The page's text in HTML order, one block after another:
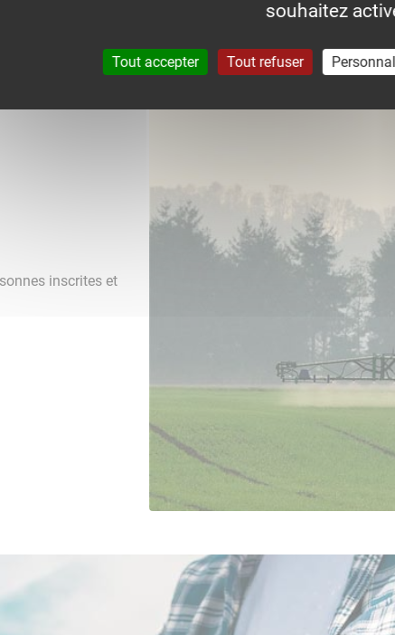
vous accompagne dans
inscrites et
souhaitez
Tout accepter Tout refuser